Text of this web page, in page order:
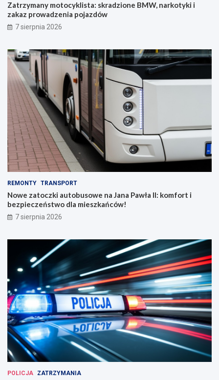
Zatrzymany motocyklista: skradzione BMW, narkotyki i
zakaz prowadzenia pojazdów
7 sierpnia 2026
REMONTY TRANSPORT
Nowe zatoczki autobusowe na Jana Pawła II: komfort i
bezpieczeństwo dla mieszkańców!
7 sierpnia 2026
POLICJA ZATRZYMANIA